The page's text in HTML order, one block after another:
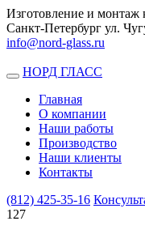
Изготовление и монтаж
Санкт-Петербург ул.
info@nord-glass.ru
Toggle
navigation
НОРД ГЛАСС
Главная
О компании
Наши работы
Производство
Наши клиенты
Контакты
(812) 425-35-16
127